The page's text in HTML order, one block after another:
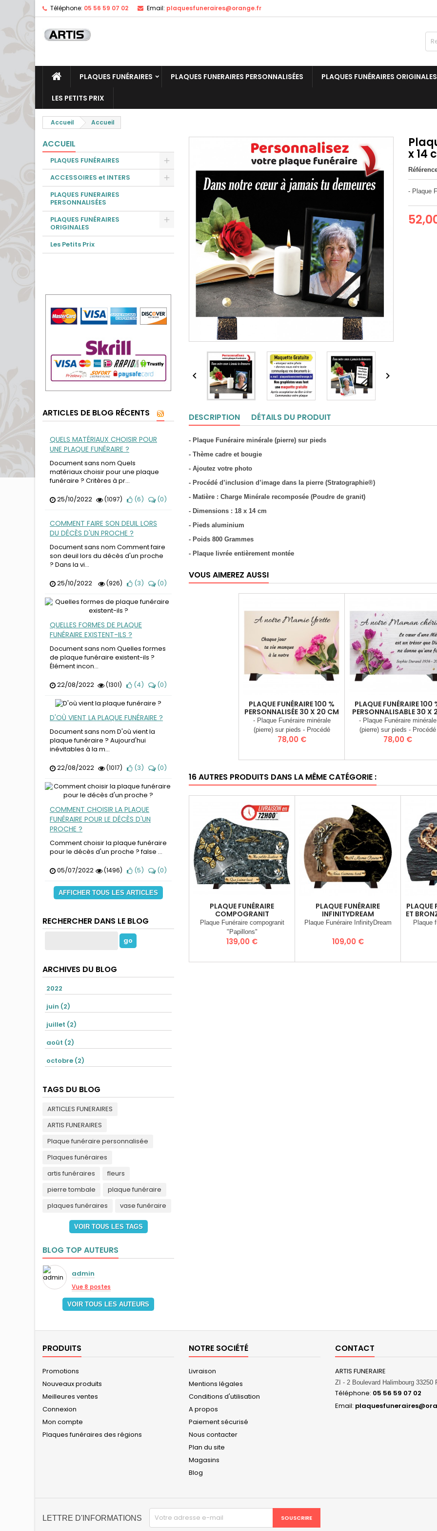
Téléphone: 05 56 59 07 02 Email: plaquesfuneraires@orange.fr
PLAQUES FUNÉRAIRES PLAQUES FUNERAIRES PERSONNALISÉES PLAQUES FUNÉRAIRES ORIGINALES
LES PETITS PRIX
Accueil Accueil
ACCUEIL
PLAQUES FUNÉRAIRES
ACCESSOIRES et INTERS
PLAQUES FUNERAIRES
PERSONNALISÉES
PLAQUES FUNÉRAIRES
ORIGINALES
Les Petits Prix
ARTICLES DE BLOG RÉCENTS
QUELS MATÉRIAUX CHOISIR POUR
UNE PLAQUE FUNÉRAIRE ?
Document sans nom Quels
matériaux choisir pour une plaque
funéraire ? Critères à pr...
25/10/2022
(1097) (6) (0)
COMMENT FAIRE SON DEUIL LORS
DU DÉCÈS D'UN PROCHE ?
Document sans nom Comment faire
son deuil lors du décès d'un proche
? Dans la vi...
25/10/2022
(926) (3) (0)
QUELLES FORMES DE PLAQUE
FUNÉRAIRE EXISTENT-ILS ?
Document sans nom Quelles formes
de plaque funéraire existent-ils ?
Élément incon...
22/08/2022
(1301) (4) (0)
D'OÙ VIENT LA PLAQUE FUNÉRAIRE ?
Document sans nom D'où vient la
plaque funéraire ? Aujourd'hui
inévitables à la m...
22/08/2022
(1017) (3) (0)
COMMENT CHOISIR LA PLAQUE
FUNÉRAIRE POUR LE DÉCÈS D'UN
PROCHE ?
Comment choisir la plaque funéraire
pour le décès d'un proche ? false ...
05/07/2022
(1496) (5) (0)
AFFICHER TOUS LES ARTICLES
RECHERCHER DANS LE BLOG
ARCHIVES DU BLOG
2022
juin (2)
juillet (2)
août (2)
octobre (2)
TAGS DU BLOG
ARTICLES FUNERAIRES
ARTIS FUNERAIRES
Plaque funéraire personnalisée
Plaques funéraires
artis funéraires
fleurs
pierre tombale
plaque funéraire
plaques funéraires
vase funéraire
VOIR TOUS LES TAGS
BLOG TOP AUTEURS
admin
Vue 8 postes
VOIR TOUS LES AUTEURS
 
x 14
- Plaque
DESCRIPTION DÉTAILS DU PRODUIT
- Plaque Funéraire minérale (pierre) sur pieds
- Thème cadre et bougie
- Ajoutez votre photo
- Procédé d’inclusion d’image dans la pierre (Stratographie®)
- Matière : Charge Minérale recomposée (Poudre de granit)
- Dimensions : 18 x 14 cm
- Pieds aluminium
- Poids 800 Grammes
- Plaque livrée entièrement montée
VOUS AIMEREZ AUSSI
PLAQUE FUNÉRAIRE 100 %
PERSONNALISÉE 30 X 20 CM
- Plaque Funéraire minérale
(pierre) sur pieds - Procédé
d’inclusion d’image dans la pierre
30 x 20 cm - Poids 3 Kgs -
Plaque livrée entièrement montée
Prix
78,00 €
PLAQUE FUNÉRAIRE 100
PERSONNALISABLE 30 X
CM
- Plaque Funéraire minérale
(pierre) sur pieds - Procédé
d’inclusion d’image dans la
30 x 20 cm - Poids 3 Kgs
Plaque livrée entièrement
Prix
78,00 €
16 AUTRES PRODUITS DANS LA MÊME CATÉGORIE :
PLAQUE FUNÉRAIRE
COMPOGRANIT
"PAPILLONS"
Plaque Funéraire compogranit
"Papillons"
Prix
139,00 €
PLAQUE FUNÉRAIRE
INFINITYDREAM
Plaque Funéraire InfinityDream
Prix
109,00 €
PLAQUE
ET
Plaque
PRODUITS
Promotions
Nouveaux produits
Meilleures ventes
Connexion
Mon compte
Plaques funéraires des régions
NOTRE SOCIÉTÉ
Livraison
Mentions légales
Conditions d'utilisation
A propos
Paiement sécurisé
Nous contacter
Plan du site
Magasins
Blog
CONTACT
ARTIS FUNERAIRE
ZI - 2 Boulevard Halimbourg 33250
Téléphone: 05 56 59 07 02
Email:
LETTRE D'INFORMATIONS